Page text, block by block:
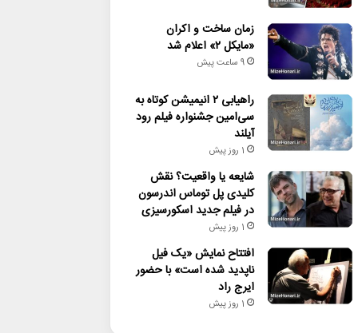
زمان ساخت و اکران
«مایکل ۲» اعلام شد
9 ساعت پیش
راهیابی ۲ انیمیشن کوتاه به
سی‌امین جشنواره فیلم رود
آیلند
1 روز پیش
شایعه یا واقعیت؟ نقش
کلیدی پل توماس اندرسون
در فیلم جدید اسکورسیزی
1 روز پیش
افتتاح نمایش «یک فیل
ناپدید شده است» با حضور
ایرج راد
1 روز پیش